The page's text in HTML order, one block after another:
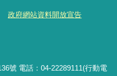
政府網站資料開放宣告
號 電話：04-22289111(行動電